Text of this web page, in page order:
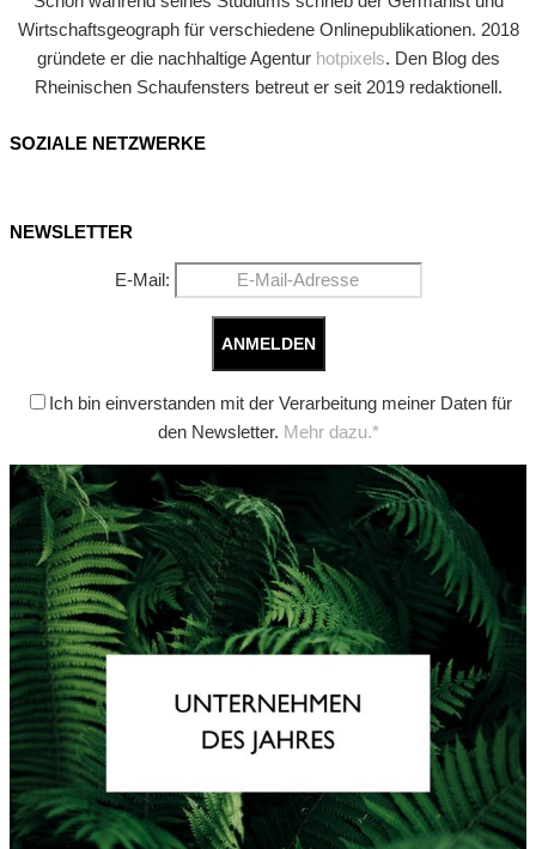
Wirtschaftsgeograph für verschiedene Onlinepublikationen. 2018
gründete er die nachhaltige Agentur hotpixels. Den Blog des
Rheinischen Schaufensters betreut er seit 2019 redaktionell.
SOZIALE NETZWERKE
NEWSLETTER
E-Mail:
Ich bin einverstanden mit der Verarbeitung meiner Daten für
den Newsletter. Mehr dazu.*